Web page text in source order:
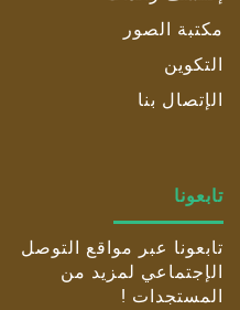
مكتبة الصور
التكوين
الإتصال بنا
تابعونا
تابعونا عبر مواقع التوصل
الإجتماعي لمزيد من
المستجدات !